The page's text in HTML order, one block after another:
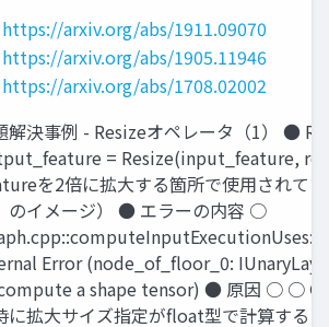
https://arxiv.org/abs/1911.09070
https://arxiv.org/abs/1905.11946
https://arxiv.org/abs/1708.02002
解決事例 - Resizeオペレータ（1） ●
= Resize(input_feature,
を2倍に拡大する箇所で使用されて
のイメージ） ● エラーの内容 ○
Error (node_of_floor_0:
a shape tensor) ● 原因 ○ ○ ●
に拡大サイズ指定がfloat型で計算する